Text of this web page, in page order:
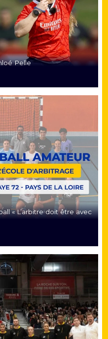
Pelle
« L’arbitre doit être avec